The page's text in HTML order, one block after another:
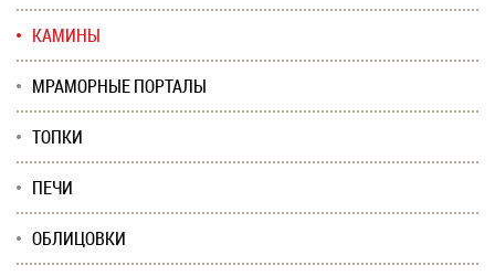
КАМИНЫ
МРАМОРНЫЕ ПОРТАЛЫ
ТОПКИ
ПЕЧИ
ОБЛИЦОВКИ